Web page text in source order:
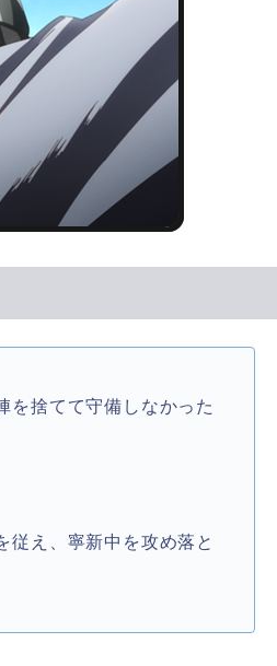
捨てて守備しなかった
え、寧新中を攻め落と